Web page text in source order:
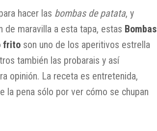
hacer las bombas de patata, y
de maravilla a esta tapa, estas Bombas
frito son uno de los aperitivos estrella
también las probarais y así
opinión. La receta es entretenida,
la pena sólo por ver cómo se chupan